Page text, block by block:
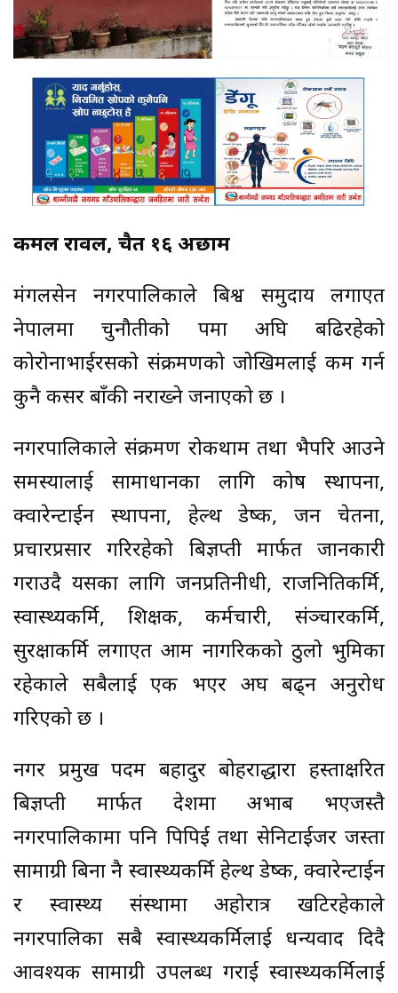
कमल रावल, चैत १६ अछाम
मंगलसेन नगरपालिकाले बिश्व समुदाय लगाएत
नेपालमा चुनौतीको रुपमा अघि बढिरहेको
कोरोनाभाईरसको संक्रमणको जोखिमलाई कम गर्न
कुनै कसर बाँकी नराख्ने जनाएको छ ।
नगरपालिकाले संक्रमण रोकथाम तथा भैपरि आउने
समस्यालाई सामाधानका लागि कोष स्थापना,
क्वारेन्टाईन स्थापना, हेल्थ डेष्क, जन चेतना,
प्रचारप्रसार गरिरहेको बिज्ञप्ती मार्फत जानकारी
गराउदै यसका लागि जनप्रतिनीधी, राजनितिकर्मि,
स्वास्थ्यकर्मि, शिक्षक, कर्मचारी, संञ्चारकर्मि,
सुरक्षाकर्मि लगाएत आम नागरिकको ठुलो भुमिका
रहेकाले सबैलाई एक भएर अघ बढ्न अनुरोध
गरिएको छ ।
नगर प्रमुख पदम बहादुर बोहराद्धारा हस्ताक्षरित
बिज्ञप्ती मार्फत देशमा अभाब भएजस्तै
नगरपालिकामा पनि पिपिई तथा सेनिटाईजर जस्ता
सामाग्री बिना नै स्वास्थ्यकर्मि हेल्थ डेष्क, क्वारेन्टाईन
र स्वास्थ्य संस्थामा अहोरात्र खटिरहेकाले
नगरपालिका सबै स्वास्थ्यकर्मिलाई धन्यवाद दिदै
आवश्यक सामाग्री उपलब्ध गराई स्वास्थ्यकर्मिलाई